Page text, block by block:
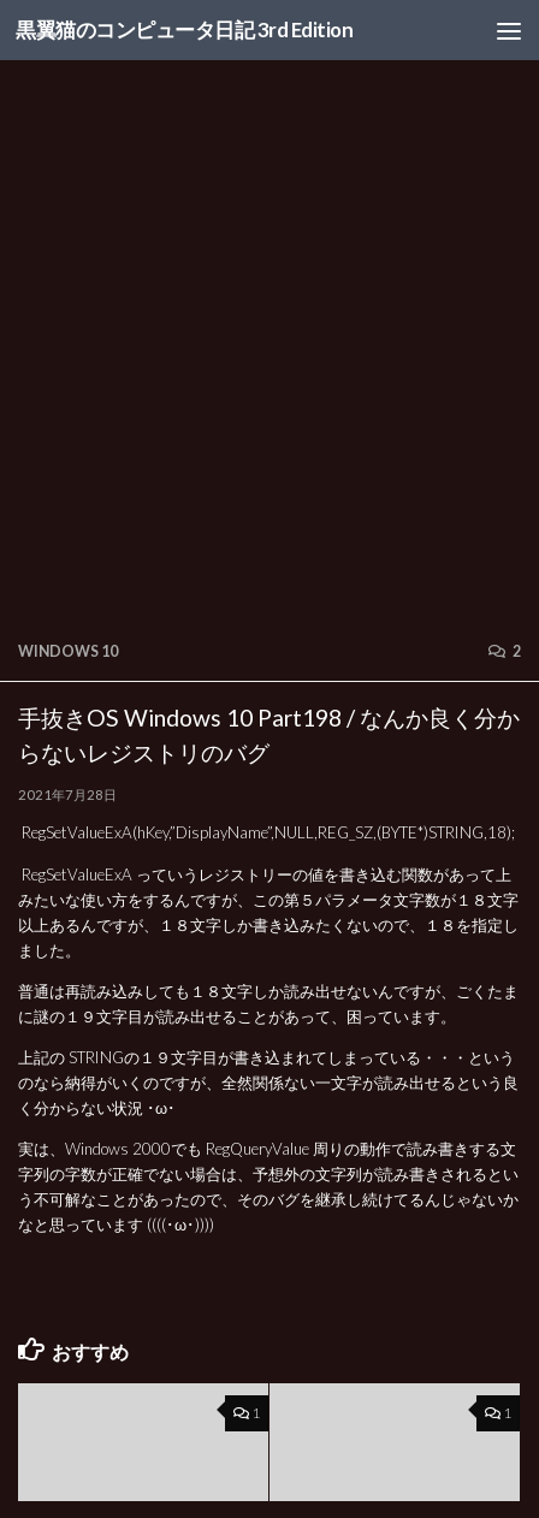
コンテンツへスキップ
黒翼猫のコンピュータ日記 3rd Edition
WINDOWS 10 2
手抜きOS Windows 10 Part198 / なんか良く分か
らないレジストリのバグ
2021年7月28日
RegSetValueExA(hKey,”DisplayName”,NULL,REG_SZ,(BYTE*)STRING,18);
RegSetValueExA っていうレジストリーの値を書き込む関数があって上
みたいな使い方をするんですが、この第５パラメータ文字数が１８文字
以上あるんですが、１８文字しか書き込みたくないので、１８を指定し
ました。
普通は再読み込みしても１８文字しか読み出せないんですが、ごくたま
に謎の１９文字目が読み出せることがあって、困っています。
上記の STRINGの１９文字目が書き込まれてしまっている・・・という
のなら納得がいくのですが、全然関係ない一文字が読み出せるという良
く分からない状況 ･ω･
実は、Windows 2000でも RegQueryValue 周りの動作で読み書きする文
字列の字数が正確でない場合は、予想外の文字列が読み書きされるとい
う不可解なことがあったので、そのバグを継承し続けてるんじゃないか
なと思っています ((((･ω･))))
おすすめ
1 1